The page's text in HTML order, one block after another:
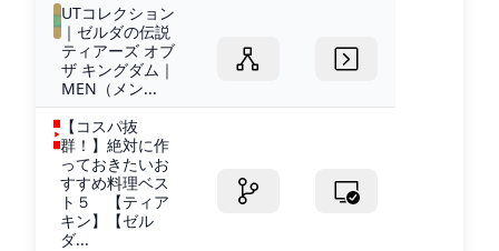
UTコレクション
｜ゼルダの伝説
ティアーズ オブ
ザ キングダム｜
MEN（メン...
【コスパ抜
群！】絶対に作
っておきたいお
すすめ料理ベス
ト５ 【ティア
キン】【ゼル
ダ...